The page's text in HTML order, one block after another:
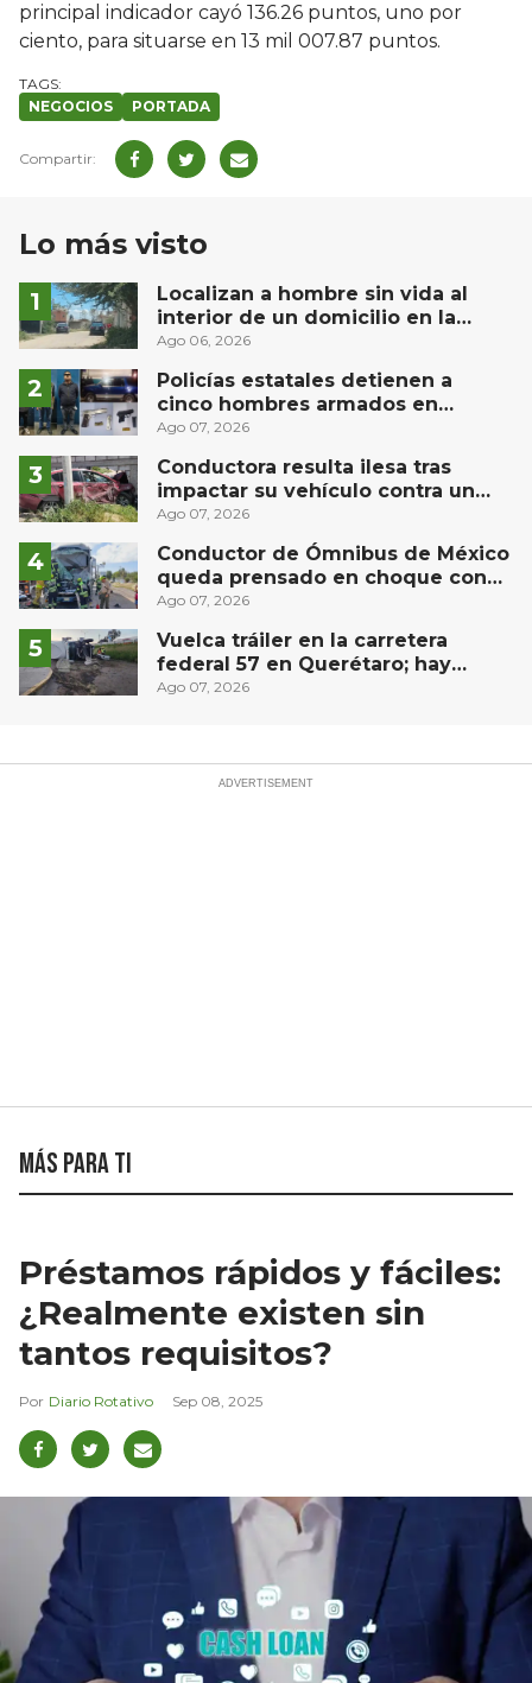
principal indicador cayó 136.26 puntos, uno por
ciento, para situarse en 13 mil 007.87 puntos.
NEGOCIOS PORTADA
Lo más visto
Localizan a hombre sin vida al
interior de un domicilio en la
comunidad El Rodeo, San Juan del
Ago 06, 2026
Policías estatales detienen a
cinco hombres armados en
Puebla capital
Ago 07, 2026
Conductora resulta ilesa tras
impactar su vehículo contra un
muro en Huimilpan
Ago 07, 2026
Conductor de Ómnibus de México
queda prensado en choque con
materialista en San Juan del Río
Ago 07, 2026
Vuelca tráiler en la carretera
federal 57 en Querétaro; hay
derrame de combustible
Ago 07, 2026
Más para ti
Préstamos rápidos y fáciles:
¿Realmente existen sin
tantos requisitos?
Diario Rotativo Sep 08, 2025